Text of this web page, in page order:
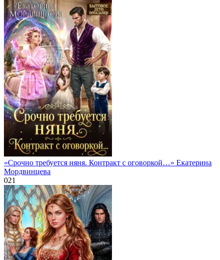
«Срочно требуется няня. Контракт с оговоркой…» Екатерина
Мордвинцева
021